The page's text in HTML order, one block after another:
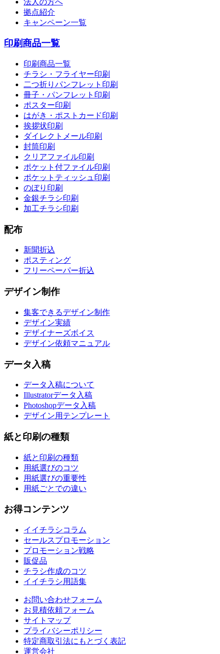
拠点紹介
キャンペーン一覧
印刷商品一覧
印刷商品一覧
チラシ・フライヤー印刷
二つ折りパンフレット印刷
冊子・パンフレット印刷
ポスター印刷
はがき・ポストカード印刷
挨拶状印刷
ダイレクトメール印刷
封筒印刷
クリアファイル印刷
ポケット付ファイル印刷
ポケットティッシュ印刷
のぼり印刷
金銀チラシ印刷
加工チラシ印刷
配布
新聞折込
ポスティング
フリーペーパー折込
デザイン制作
集客できるデザイン制作
デザイン実績
デザイナーズボイス
デザイン依頼マニュアル
データ入稿
データ入稿について
Illustratorデータ入稿
Photoshopデータ入稿
デザイン用テンプレート
紙と印刷の種類
紙と印刷の種類
用紙選びのコツ
用紙選びの重要性
用紙ごとでの違い
お得コンテンツ
イイチラシコラム
セールスプロモーション
プロモーション戦略
販促品
チラシ作成のコツ
イイチラシ用語集
お問い合わせフォーム
お見積依頼フォーム
サイトマップ
プライバシーポリシー
特定商取引法にもとづく表記
運営会社